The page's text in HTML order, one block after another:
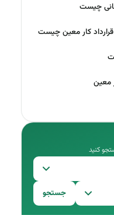
چیست
کار معین چیست
معین
کنید
جستجو